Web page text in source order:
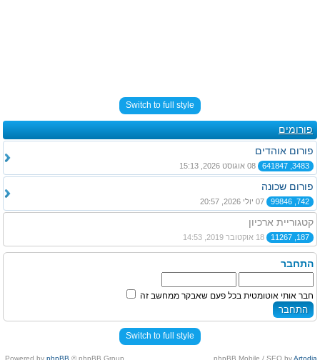
Switch to full style
פורומים
פורום אוהדים
3483, 641847
פורום שכונה
742, 99846
קטגוריית ארכיון
187, 11267
התחבר
חבר אותי אוטומטית בכל פעם שאבקר ממחשב זה
Switch to full style